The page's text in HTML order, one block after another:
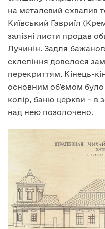
на металевий схвалив
Київський Гавриїл
залізні листи продав
Лучинін. Задля
склепіння довелося
перекриттям. Кінець-
основним об’ємом
колір, баню церкви – в
над нею позолочено.